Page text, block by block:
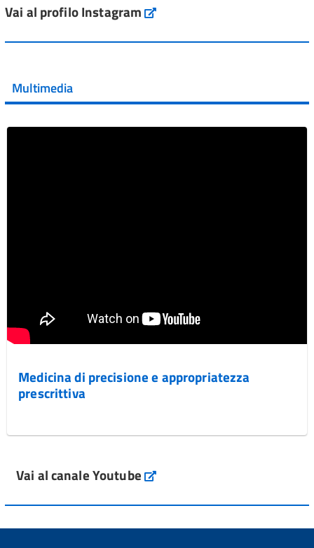
Vai al post →
Vai al post →
Vai al profilo Instagram Instagram
Multimedia
Medicina di precisione e appropriatezza
prescrittiva
Vai al canale Youtube